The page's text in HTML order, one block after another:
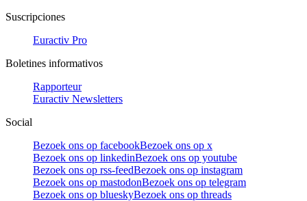
Suscripciones
Euractiv Pro
Boletines informativos
Rapporteur
Euractiv Newsletters
Social
Bezoek ons op facebookBezoek ons op x
Bezoek ons op linkedinBezoek ons op youtube
Bezoek ons op rss-feedBezoek ons op instagram
Bezoek ons op mastodonBezoek ons op telegram
Bezoek ons op blueskyBezoek ons op threads